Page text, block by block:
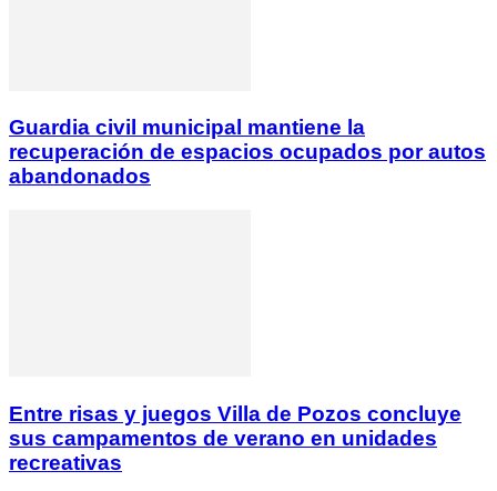
Guardia civil municipal mantiene la
recuperación de espacios ocupados por autos
abandonados
Entre risas y juegos Villa de Pozos concluye
sus campamentos de verano en unidades
recreativas